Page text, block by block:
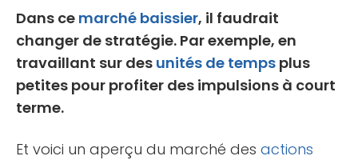
Dans ce marché baissier, il faudrait
changer de stratégie. Par exemple, en
travaillant sur des unités de temps plus
petites pour profiter des impulsions à court
terme.
Et voici un aperçu du marché des actions